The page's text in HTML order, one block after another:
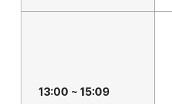
13:00 ~ 15:09